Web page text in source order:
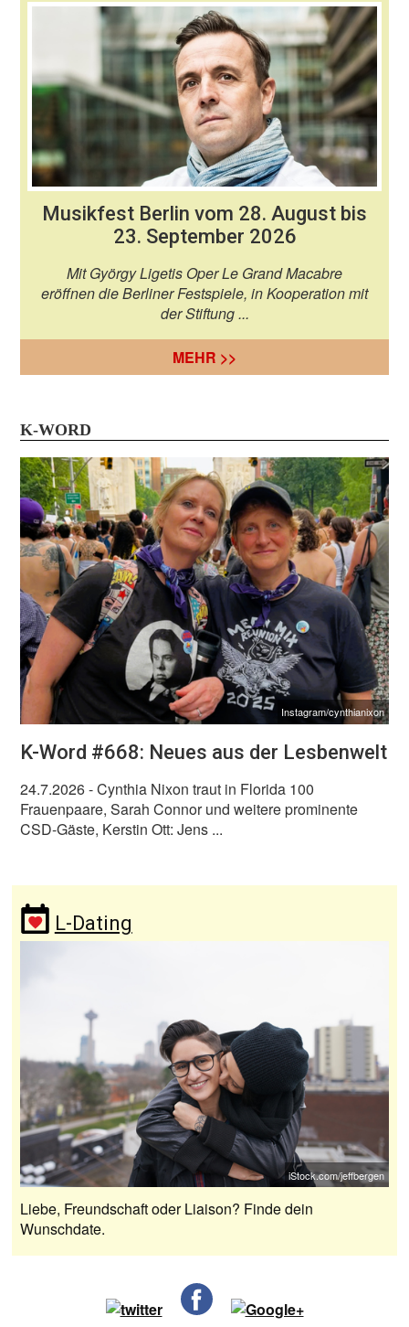
Musikfest Berlin vom 28. August bis
23. September 2026
Mit György Ligetis Oper Le Grand Macabre
eröffnen die Berliner Festspiele, in Kooperation mit
der Stiftung ...
MEHR >>
K-WORD
Instagram/cynthianixon
K-Word #668: Neues aus der Lesbenwelt
24.7.2026- Cynthia Nixon traut in Florida 100
Frauenpaare, Sarah Connor und weitere prominente
CSD-Gäste, Kerstin Ott: Jens ...
L-Dating
iStock.com/jeffbergen
Liebe, Freundschaft oder Liaison? Finde dein
Wunschdate.